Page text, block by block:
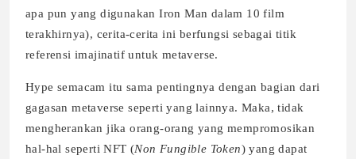
apa pun yang digunakan Iron Man dalam 10 film
terakhirnya), cerita-cerita ini berfungsi sebagai titik
referensi imajinatif untuk metaverse.
Hype semacam itu sama pentingnya dengan bagian dari
gagasan metaverse seperti yang lainnya. Maka, tidak
mengherankan jika orang-orang yang mempromosikan
hal-hal seperti NFT (Non Fungible Token) yang dapat